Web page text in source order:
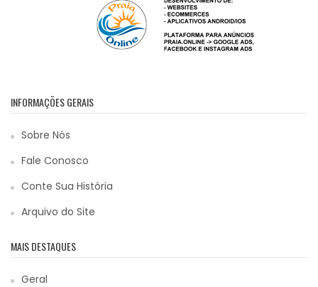
INFORMAÇÕES GERAIS
Sobre Nós
Fale Conosco
Conte Sua História
Arquivo do Site
MAIS DESTAQUES
Geral